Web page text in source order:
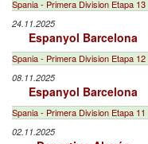
Spania - Primera Division Etapa 13
24.11.2025
Espanyol Barcelona
Spania - Primera Division Etapa 12
08.11.2025
Espanyol Barcelona
Spania - Primera Division Etapa 11
02.11.2025